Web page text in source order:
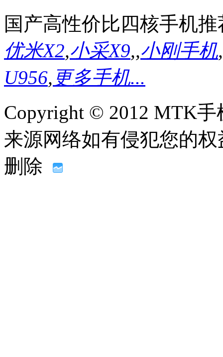
国产高性价比四核手机推
优米X2,小采X9,,小刚手机,
U956, 更多手机...
Copyright © 2012 MTK
来源网络如有侵犯您的
删除